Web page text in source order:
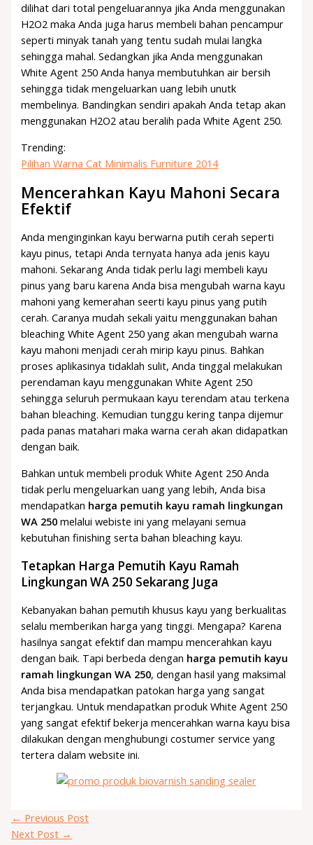
dilihat dari total pengeluarannya jika Anda menggunakan
H2O2 maka Anda juga harus membeli bahan pencampur
seperti minyak tanah yang tentu sudah mulai langka
sehingga mahal. Sedangkan jika Anda menggunakan
White Agent 250 Anda hanya membutuhkan air bersih
sehingga tidak mengeluarkan uang lebih unutk
membelinya. Bandingkan sendiri apakah Anda tetap akan
menggunakan H2O2 atau beralih pada White Agent 250.
Trending:
Pilihan Warna Cat Minimalis Furniture 2014
Mencerahkan Kayu Mahoni Secara
Efektif
Anda menginginkan kayu berwarna putih cerah seperti
kayu pinus, tetapi Anda ternyata hanya ada jenis kayu
mahoni. Sekarang Anda tidak perlu lagi membeli kayu
pinus yang baru karena Anda bisa mengubah warna kayu
mahoni yang kemerahan seerti kayu pinus yang putih
cerah. Caranya mudah sekali yaitu menggunakan bahan
bleaching White Agent 250 yang akan mengubah warna
kayu mahoni menjadi cerah mirip kayu pinus. Bahkan
proses aplikasinya tidaklah sulit, Anda tinggal melakukan
perendaman kayu menggunakan White Agent 250
sehingga seluruh permukaan kayu terendam atau terkena
bahan bleaching. Kemudian tunggu kering tanpa dijemur
pada panas matahari maka warna cerah akan didapatkan
dengan baik.
Bahkan untuk membeli produk White Agent 250 Anda
tidak perlu mengeluarkan uang yang lebih, Anda bisa
mendapatkan harga pemutih kayu ramah lingkungan
WA 250 melalui webiste ini yang melayani semua
kebutuhan finishing serta bahan bleaching kayu.
Tetapkan Harga Pemutih Kayu Ramah
Lingkungan WA 250 Sekarang Juga
Kebanyakan bahan pemutih khusus kayu yang berkualitas
selalu memberikan harga yang tinggi. Mengapa? Karena
hasilnya sangat efektif dan mampu mencerahkan kayu
dengan baik. Tapi berbeda dengan harga pemutih kayu
ramah lingkungan WA 250, dengan hasil yang maksimal
Anda bisa mendapatkan patokan harga yang sangat
terjangkau. Untuk mendapatkan produk White Agent 250
yang sangat efektif bekerja mencerahkan warna kayu bisa
dilakukan dengan menghubungi costumer service yang
tertera dalam website ini.
← Previous Post
Next Post →